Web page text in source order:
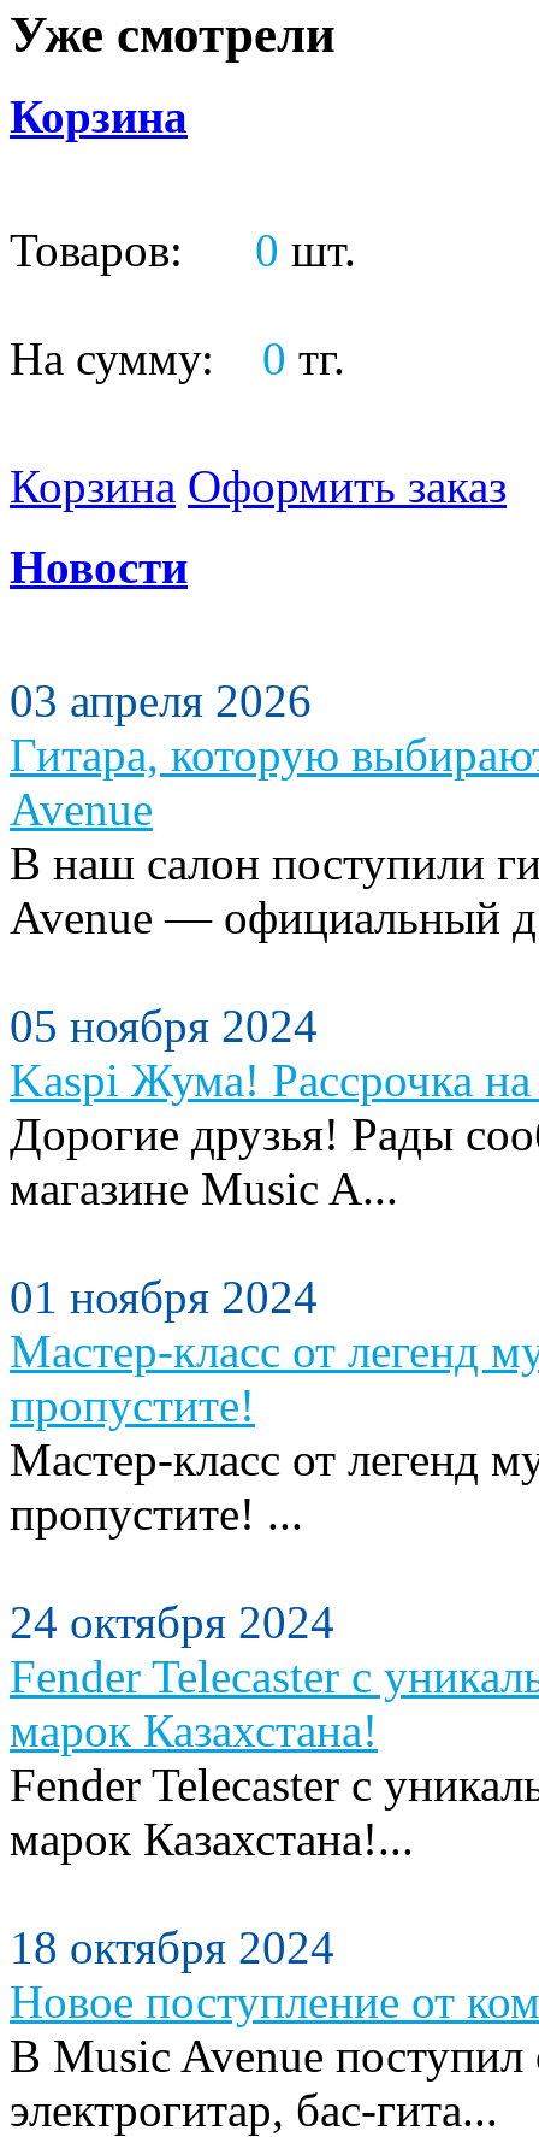
Уже смотрели
Корзина
Товаров: 0 шт.
На сумму: 0 тг.
Корзина Оформить заказ
Новости
03 апреля 2026
Гитара, которую
Avenue
В наш салон поступили
Avenue — официальный
05 ноября 2024
Kaspi Жума! Рассрочка на
Дорогие друзья! Рады
магазине Music A...
01 ноября 2024
Мастер-класс от легенд
пропустите!
Мастер-класс от легенд
пропустите! ...
24 октября 2024
Fender Telecaster с
марок Казахстана!
Fender Telecaster с
марок Казахстана!...
18 октября 2024
Новое поступление от
В Music Avenue
электрогитар, бас-гита...